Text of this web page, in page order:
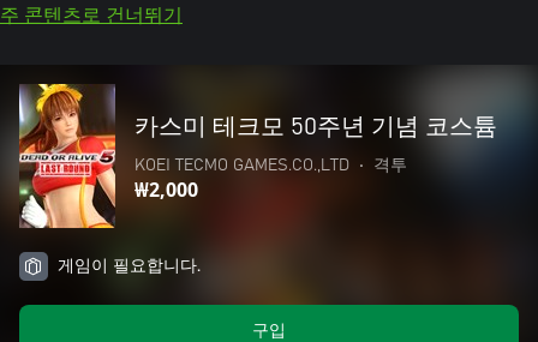
주 콘텐츠로 건너뛰기
카스미 테크모 50주년 기념 코스튬
KOEI TECMO GAMES.CO.,LTD • 격투
₩2,000
게임이 필요합니다.
구입